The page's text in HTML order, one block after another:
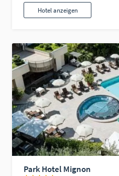
Hotel anzeigen
Park Hotel Mignon